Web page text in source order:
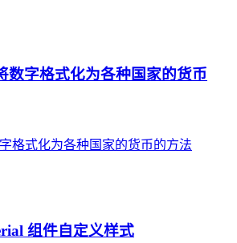
数字格式化为各种国家的货币
格式化为各种国家的货币的方法
组件自定义样式